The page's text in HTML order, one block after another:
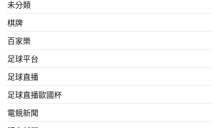
未分類
棋牌
百家樂
足球平台
足球直播
足球直播歐國杯
電競新聞